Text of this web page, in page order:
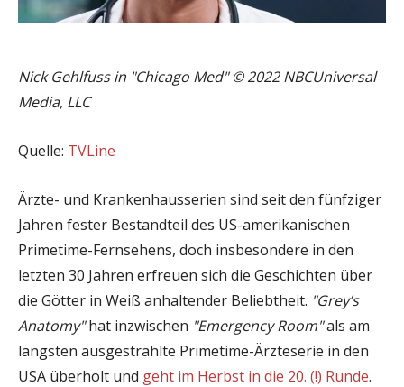
Nick Gehlfuss in "Chicago Med" © 2022 NBCUniversal
Media, LLC
Quelle: TVLine
Ärzte- und Krankenhausserien sind seit den fünfziger
Jahren fester Bestandteil des US-amerikanischen
Primetime-Fernsehens, doch insbesondere in den
letzten 30 Jahren erfreuen sich die Geschichten über
die Götter in Weiß anhaltender Beliebtheit. "Grey’s
Anatomy"hat inzwischen "Emergency Room"als am
längsten ausgestrahlte Primetime-Ärzteserie in den
USA überholt und geht im Herbst in die 20. (!) Runde.